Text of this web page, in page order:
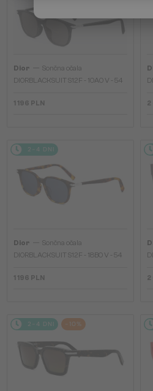
Dior
Sončna očala
DIORBLACKSUIT S12F - 10A0 V - 54
1 196 PLN 2
2-4 DNI
Dior
Sončna očala
DIORBLACKSUIT S12F - 18B0 V - 54
1 196 PLN 2
2-4 DNI -10%